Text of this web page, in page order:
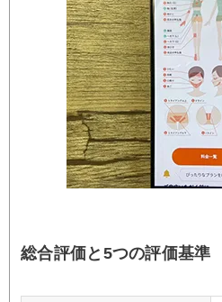
総合評価と5つの評価基準